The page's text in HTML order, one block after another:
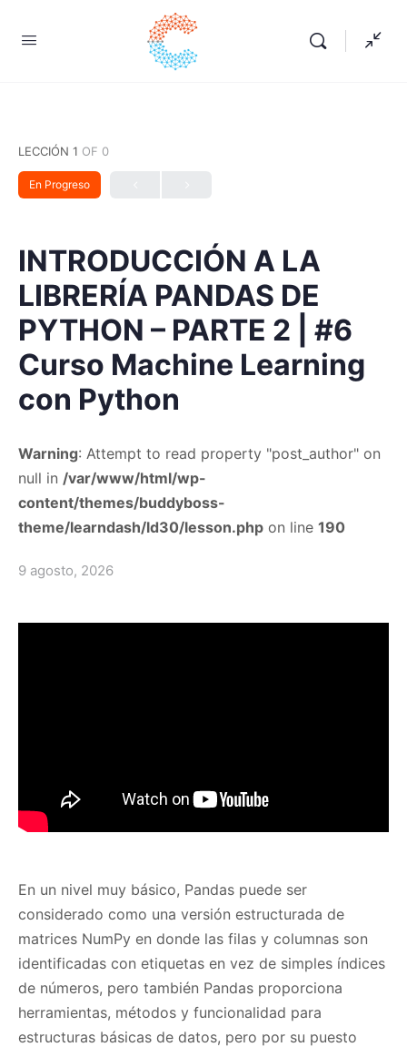
LECCIÓN 1 OF 0
En Progreso
INTRODUCCIÓN A LA
LIBRERÍA PANDAS DE
PYTHON – PARTE 2 | #6
Curso Machine Learning
con Python
Warning: Attempt to read property "post_author" on
null in /var/www/html/wp-
content/themes/buddyboss-
theme/learndash/ld30/lesson.php on line 190
9 agosto, 2026
En un nivel muy básico, Pandas puede ser
considerado como una versión estructurada de
matrices NumPy en donde las filas y columnas son
identificadas con etiquetas en vez de simples índices
de números, pero también Pandas proporciona
herramientas, métodos y funcionalidad para
estructuras básicas de datos, pero por su puesto